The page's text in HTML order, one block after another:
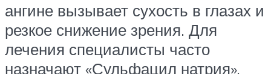
ангине вызывает сухость в глазах и
резкое снижение зрения. Для
лечения специалисты часто
назначают «Сульфацил натрия»,